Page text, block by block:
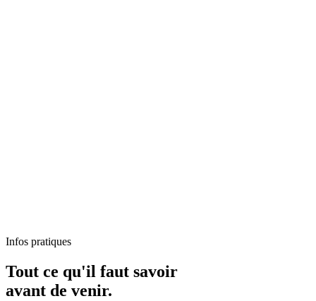
Infos pratiques
Tout ce qu'il faut savoir
avant de venir.